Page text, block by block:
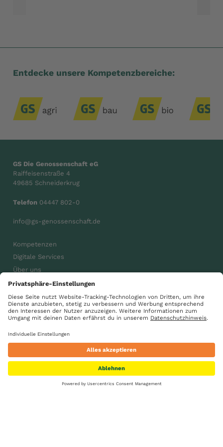
Entdecke unsere Kompetenzbereiche:
GS Die Genossenschaft eG
Raiffeisenstraße 4
49685 Schneiderkrug
Telefon 04447 802-0
info@gs-genossenschaft.de
Kompetenzen
Digitale Services
Über uns
Karriere
Aktuelles
gsdiegenossenschaft
GS Gemeinsam wachsen
Standorte Kontakt